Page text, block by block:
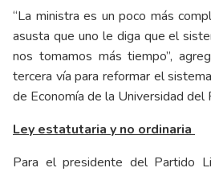
“La ministra es un poco más
asusta que uno le diga que el
nos tomamos más tiempo”,
tercera vía para reformar el
de Economía de la Universidad del
Ley estatutaria y no ordinaria
Para el presidente del Partido